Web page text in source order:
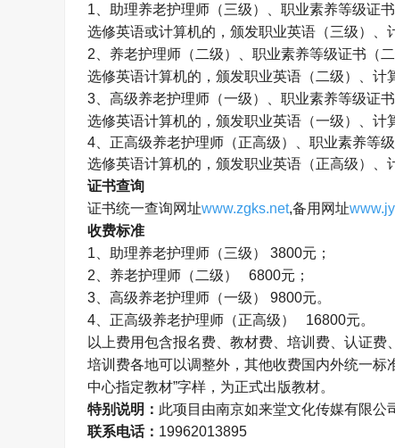
1 、助理养老护理师（三级）、职业素养等级证书
选修英语或计算机的，颁发职业英语（三级）、
2 、养老护理师（二级）、职业素养等级证书（二
选修英语计算机的，颁发职业英语（二级）、计
3 、高级养老护理师（一级）、职业素养等级证书
选修英语计算机的，颁发职业英语（一级）、计
4 、正高级养老护理师（正高级）、职业素养等
选修英语计算机的，颁发职业英语（正高级）、
证书查询
证书统一查询网址www.zgks.net,备用网址
收费标准
1 、助理养老护理师（三级） 3800元；
2 、养老护理师（二级） 6800元；
3 、高级养老护理师（一级） 9800元。
4、 正高级养老护理师（正高级） 16800元。
以上费用包含报名费、教材费、培训费、认证
培训费各地可以调整外，其他收费国内外统一标
中心指定教材”字样，为正式出版教材。
特别说明： 此项目由南京如来堂文化传媒有限公
联系电话： 19962013895